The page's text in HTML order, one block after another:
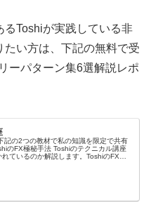
るToshiが実践している非
い方は、下記の無料で受
ーパターン集6選解説レポ
記の2つの教材で私の知識を限定で共有
のFX極秘手法 Toshiのテクニカル講座
ているのか解説します。ToshiのFX極